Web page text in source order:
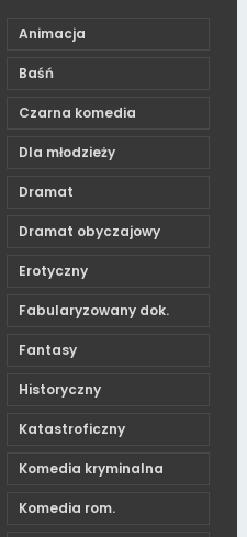
Animacja
Baśń
Czarna komedia
Dla młodzieży
Dramat
Dramat obyczajowy
Erotyczny
Fabularyzowany dok.
Fantasy
Historyczny
Katastroficzny
Komedia kryminalna
Komedia rom.